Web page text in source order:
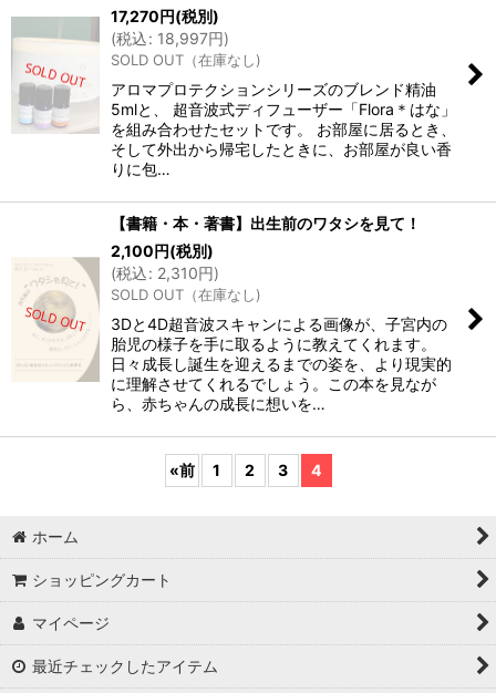
17,270円(税別)
(税込: 18,997円)
SOLD OUT（在庫なし)
アロマプロテクションシリーズのブレンド精油
5mlと、 超音波式ディフューザー「Flora＊はな」
を組み合わせたセットです。 お部屋に居るとき、
そして外出から帰宅したときに、お部屋が良い香
りに包…
【書籍・本・著書】出生前のワタシを見て！
2,100円(税別)
(税込: 2,310円)
SOLD OUT（在庫なし)
3Dと4D超音波スキャンによる画像が、子宮内の
胎児の様子を手に取るように教えてくれます。
日々成長し誕生を迎えるまでの姿を、より現実的
に理解させてくれるでしょう。この本を見なが
ら、赤ちゃんの成長に想いを…
«前 1 2 3 4
ホーム
ショッピングカート
マイページ
最近チェックしたアイテム